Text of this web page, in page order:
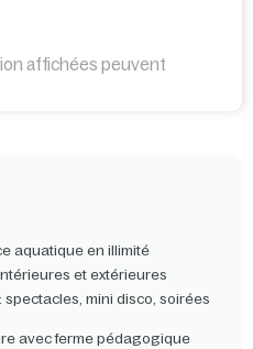
affichées peuvent
aquatique en illimité
et extérieures
mini disco, soirées
avec ferme pédagogique